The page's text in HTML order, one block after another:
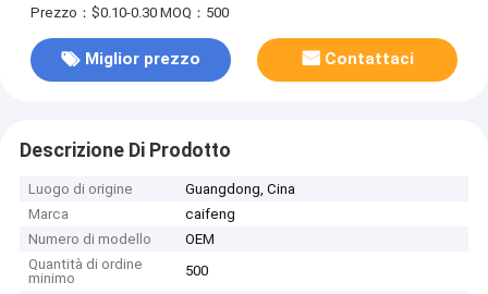
Prezzo：$0.10-0.30 MOQ：500
Miglior prezzo Contattaci
Descrizione Di Prodotto
Luogo di origine
Guangdong, Cina
Marca
caifeng
Numero di modello
OEM
Quantità di ordine
minimo
500